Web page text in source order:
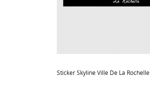
Sticker Skyline Ville De La Rochelle